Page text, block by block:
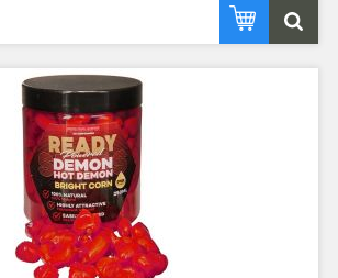
partiklu: TYGŘÍ OŘECH Příchuť: SK30 (stejné složení